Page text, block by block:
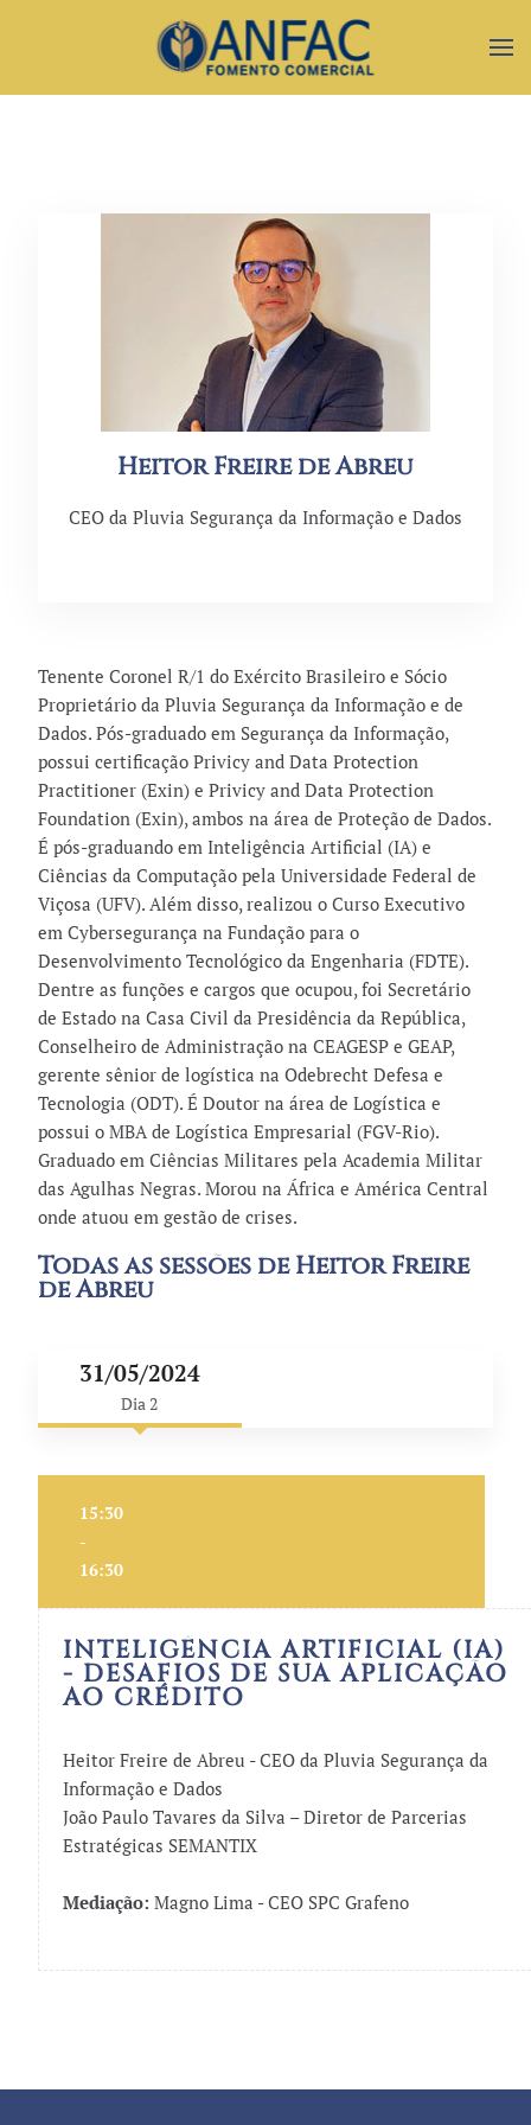
Heitor Freire de Abreu
CEO da Pluvia Segurança da Informação e Dados
Tenente Coronel R/1 do Exército Brasileiro e Sócio
Proprietário da Pluvia Segurança da Informação e de
Dados. Pós-graduado em Segurança da Informação,
possui certificação Privicy and Data Protection
Practitioner (Exin) e Privicy and Data Protection
Foundation (Exin), ambos na área de Proteção de Dados.
É pós-graduando em Inteligência Artificial (IA) e
Ciências da Computação pela Universidade Federal de
Viçosa (UFV). Além disso, realizou o Curso Executivo
em Cybersegurança na Fundação para o
Desenvolvimento Tecnológico da Engenharia (FDTE).
Dentre as funções e cargos que ocupou, foi Secretário
de Estado na Casa Civil da Presidência da República,
Conselheiro de Administração na CEAGESP e GEAP,
gerente sênior de logística na Odebrecht Defesa e
Tecnologia (ODT). É Doutor na área de Logística e
possui o MBA de Logística Empresarial (FGV-Rio).
Graduado em Ciências Militares pela Academia Militar
das Agulhas Negras. Morou na África e América Central
onde atuou em gestão de crises.
Todas as sessões de Heitor Freire
de Abreu
31/05/2024
Dia 2
15:30
-
16:30
INTELIGÊNCIA ARTIFICIAL (IA)
- DESAFIOS DE SUA APLICAÇÃO
AO CRÉDITO
Heitor Freire de Abreu - CEO da Pluvia Segurança da
Informação e Dados
João Paulo Tavares da Silva – Diretor de Parcerias
Estratégicas SEMANTIX
Mediação: Magno Lima - CEO SPC Grafeno